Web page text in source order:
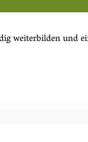
weiterbilden und